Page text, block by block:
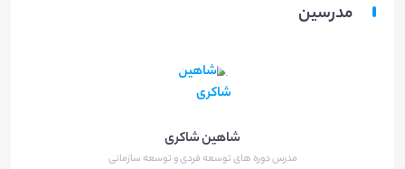
مدرسین
شاهین شاکری
مدرس دوره های توسعه فردی و توسعه سازمانی